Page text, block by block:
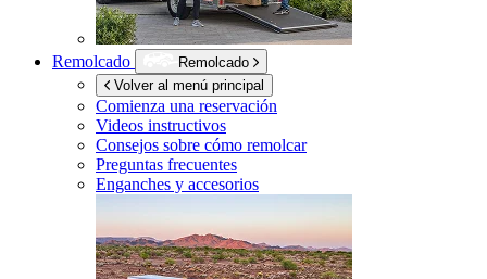
Remolcado
Remolcado
Volver al menú principal
Comienza una reservación
Videos instructivos
Consejos sobre cómo remolcar
Preguntas frecuentes
Enganches y accesorios